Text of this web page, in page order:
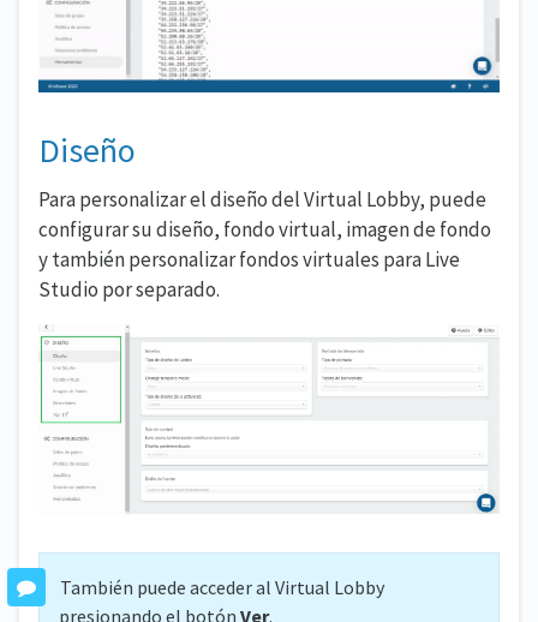
Diseño
Para personalizar el diseño del Virtual Lobby, puede
configurar su diseño, fondo virtual, imagen de fondo
y también personalizar fondos virtuales para Live
Studio por separado.
También puede acceder al Virtual Lobby
presionando el botón Ver.